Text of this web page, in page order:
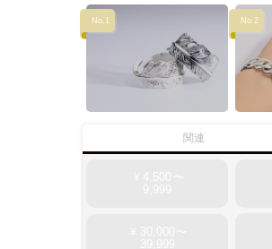
No.1 No.2
関連